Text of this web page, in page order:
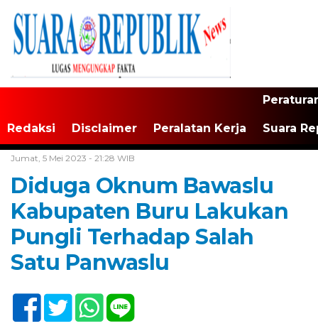
Redaksi Disclaimer Peralatan Kerja Suara
Jumat, 5 Mei 2023 - 21:28 WIB
Diduga Oknum Bawaslu
Kabupaten Buru Lakukan
Pungli Terhadap Salah
Satu Panwaslu